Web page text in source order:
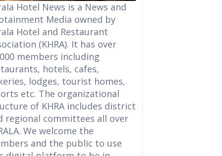
Hotel News is a News and
Media owned by
Hotel and Restaurant
(KHRA). It has over
members including
hotels, cafes,
lodges, tourist homes,
etc. The organizational
of KHRA includes district
regional committees all over
We welcome the
and the public to use